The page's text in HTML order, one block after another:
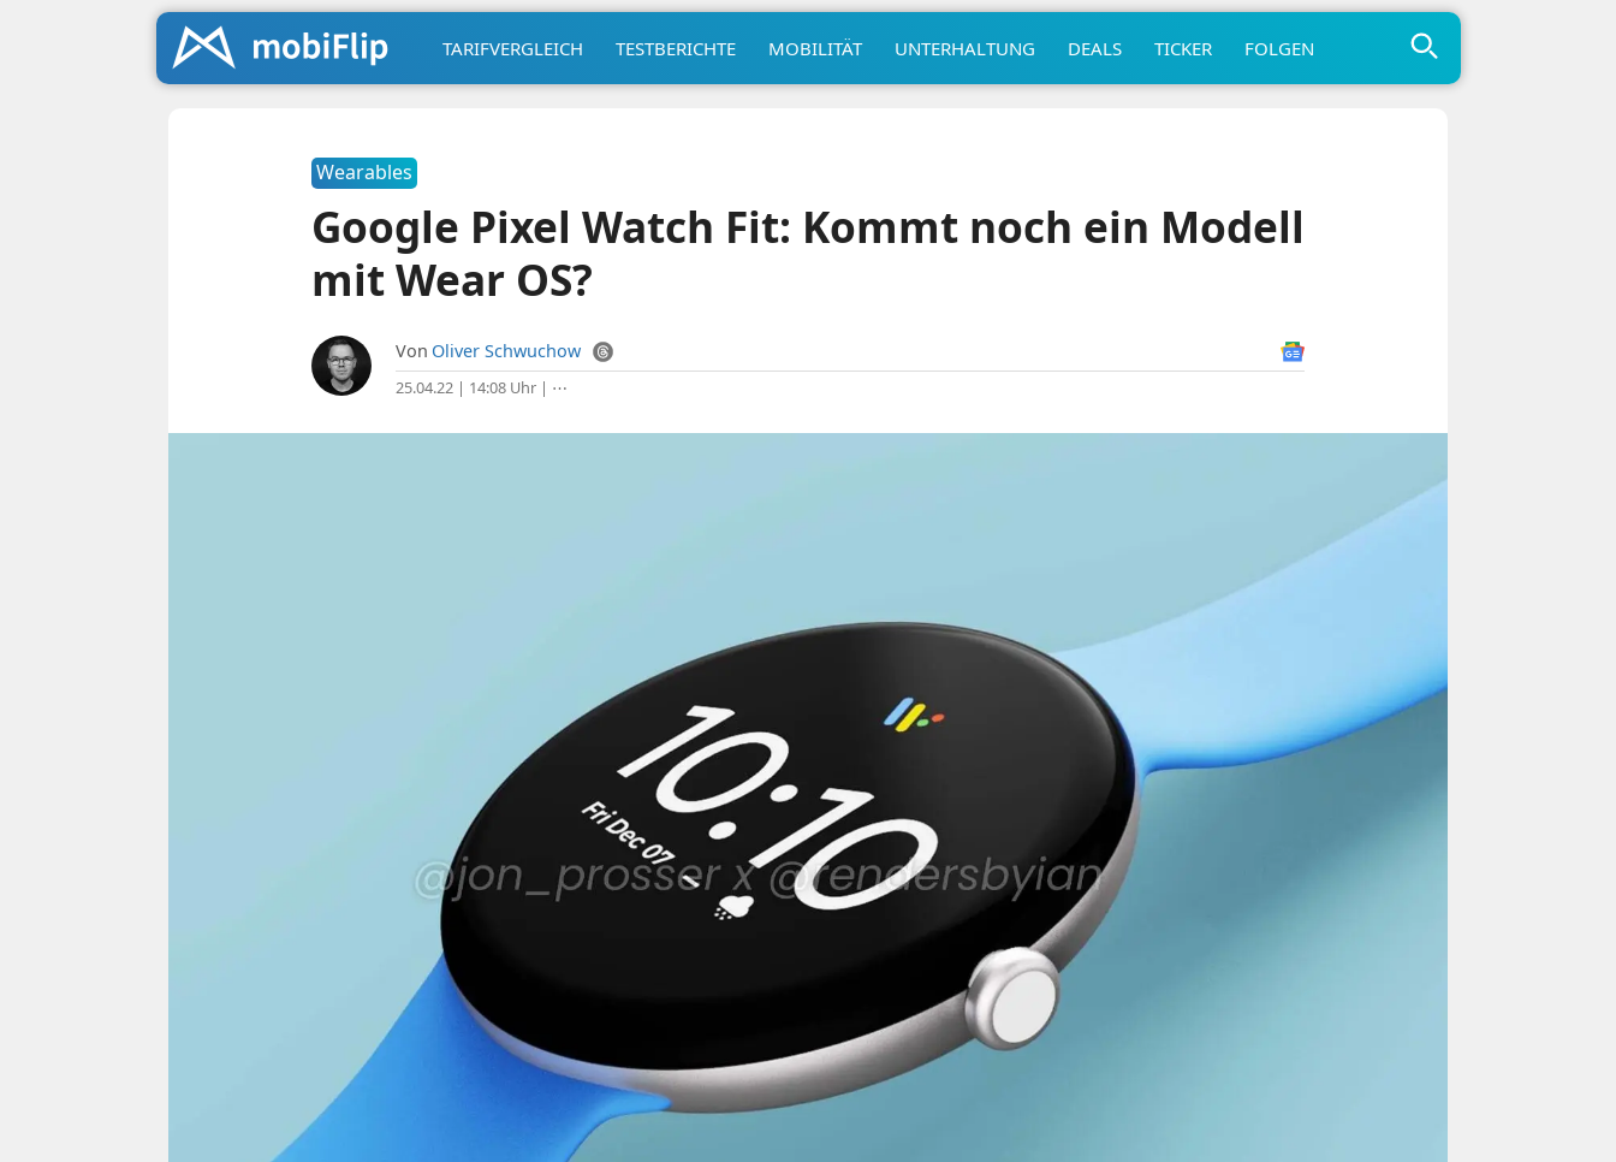
TARIFVERGLEICH TESTBERICHTE MOBILITÄT UNTERHALTUNG DEALS TICKER FOLGEN
Wearables
Google Pixel Watch Fit: Kommt noch ein Modell
mit Wear OS?
Von Oliver Schwuchow
25.04.22 | 14:08 Uhr| ⋯